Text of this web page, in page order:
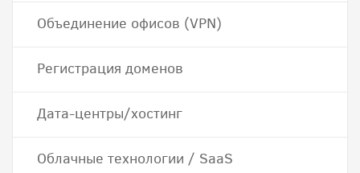
Объединение офисов (VPN)
Регистрация доменов
Дата-центры/хостинг
Облачные технологии / SaaS